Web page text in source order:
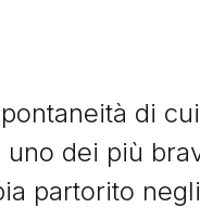
di
uno dei più
partorito